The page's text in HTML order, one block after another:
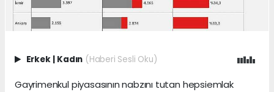
Erkek | Kadın (Haberi Sesli Oku)
Gayrimenkul piyasasının nabzını tutan hepsiemlak